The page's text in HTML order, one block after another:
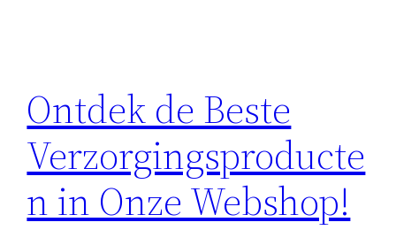
Ontdek de Beste
Verzorgingsproducte
n in Onze Webshop!